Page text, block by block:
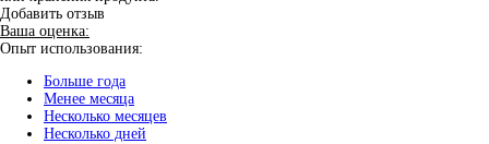
Добавить отзыв
Ваша оценка:
Опыт использования:
Больше года
Менее месяца
Несколько месяцев
Несколько дней